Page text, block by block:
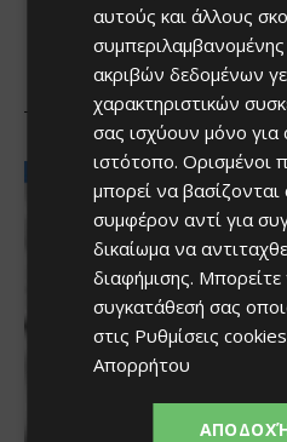
αυτούς και άλλους
ακριβών δεδομένων
χαρακτηριστικών
σας ισχύουν μόνο για
ιστότοπο. Ορισμένοι
μπορεί να βασίζονται
συμφέρον αντί για
δικαίωμα να
διαφήμισης. Μπορείτε
συγκατάθεσή σας
στις Ρυθμίσεις cookies
Απορρήτου